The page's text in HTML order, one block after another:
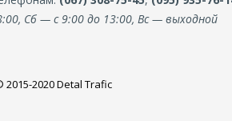
Сб — с 9:00 до 13:00, Вс — выходной
2015-2020 Detal Trafic